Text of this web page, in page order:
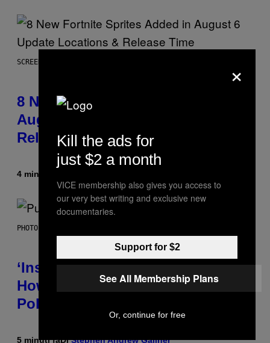
SCREENSHOT: EPIC GAMES
8 New Fortnite Sprites Added in
August 6 Update – Locations &
Release Time
4 minuti fa
PHOTO BY GIE KNAEPS/GETTY IMAGES
‘Inspire Without Being Preachy’:
How a Breakup and Bush-Era
Politics Helped Create This L7 Hit
5 minuti faDiStephen Andrew Galiher
×
Kill the ads for
just $2 a month
VICE membership also gives you access to
our very best writing and exclusive new
documentaries.
Support for $2
See All Membership Plans
Or, continue for free